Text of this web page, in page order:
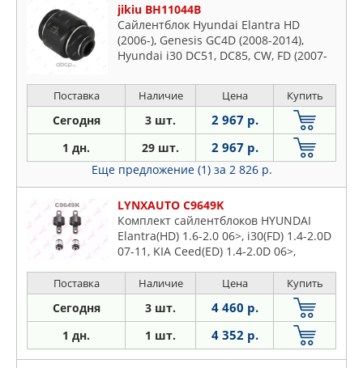
jikiu BH11044B
Сайлентблок Hyundai Elantra HD
(2006-), Genesis GC4D (2008-2014),
Hyundai i30 DC51, DC85, CW, FD (2007-
Hyundai i45 EC41 (2010-2012), Hyundai
iX 55 EN (2008-), Maxcruz DM12 (2013-),
Santa FE CM, DM (2005-), Sonata GF, GF
Поставка Наличие Цена Купить
Сегодня 3 шт. 2 967 р.
1 дн. 29 шт. 2 967 р.
Еще предложение (1) за 2 826 р.
LYNXAUTO C9649K
Комплект сайлентблоков HYUNDAI
Elantra(HD) 1.6-2.0 06>, i30(FD) 1.4-2.0D
07-11, KIA Ceed(ED) 1.4-2.0D 06>,
2.0-2.7 05>
Поставка Наличие Цена Купить
Сегодня 3 шт. 4 460 р.
1 дн. 1 шт. 4 352 р.